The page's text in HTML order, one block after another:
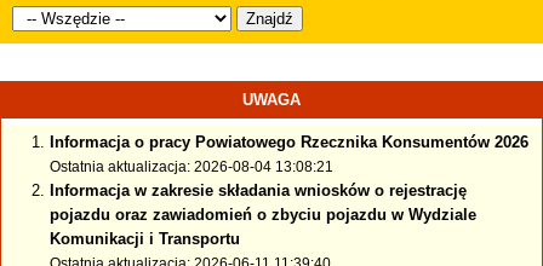
Znajdź
UWAGA
Informacja o pracy Powiatowego Rzecznika Konsumentów 2026
Ostatnia aktualizacja: 2026-08-04 13:08:21
Informacja w zakresie składania wniosków o rejestrację
pojazdu oraz zawiadomień o zbyciu pojazdu w Wydziale
Komunikacji i Transportu
Ostatnia aktualizacja: 2026-06-11 11:39:40